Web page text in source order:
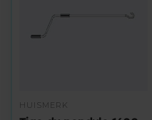
HUISMERK